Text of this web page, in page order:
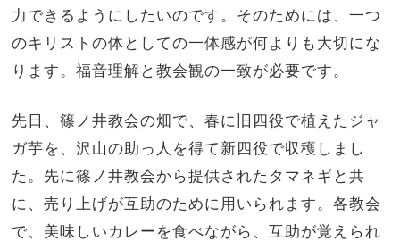
力できるようにしたいのです。そのためには、一つ
のキリストの体としての一体感が何よりも大切にな
ります。福音理解と教会観の一致が必要です。
先日、篠ノ井教会の畑で、春に旧四役で植えたジャ
ガ芋を、沢山の助っ人を得て新四役で収穫しまし
た。先に篠ノ井教会から提供されたタマネギと共
に、売り上げが互助のために用いられます。各教会
で、美味しいカレーを食べながら、互助が覚えられ